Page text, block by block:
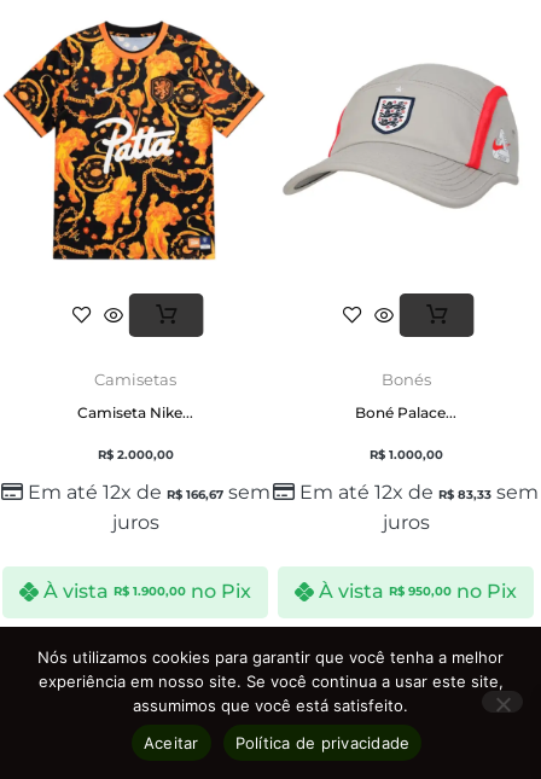
Camisetas
Camiseta Nike...
R$2.000,00
Em até 12x de R$166,67sem
juros
À vista R$ 1.900,00 no Pix
Bonés
Boné Palace...
R$1.000,00
Em até 12x de R$ 83,33 sem
juros
À vista R$ 950,00 no Pix
Nós utilizamos cookies para garantir que você tenha a melhor
experiência em nosso site. Se você continua a usar este site,
assumimos que você está satisfeito.
Aceitar
Política de privacidade